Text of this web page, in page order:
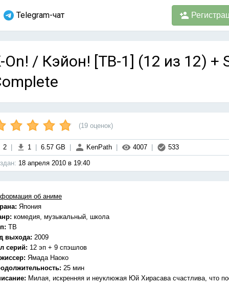
Telegram-чат
On! / Кэйон! [ТВ-1] (12 из 12) +
(19 оценок)
2 1 6.57 GB KenPath 4007 533
18 апреля 2010 в 19:40
об аниме
Япония
комедия, музыкальный, школа
ТВ
выхода: 2009
серий: 12 эп + 9 спэшлов
Ямада Наоко
25 мин
Милая, искренняя и неуклюжая Юй Хирасава счастлива, что